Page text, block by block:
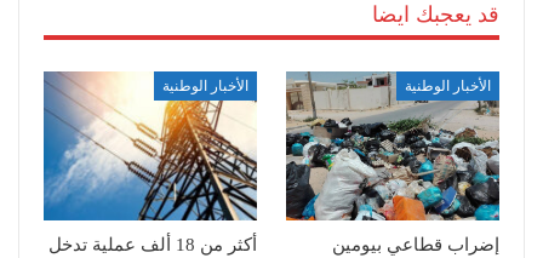
قد يعجبك ايضا
الأخبار الوطنية
إضراب قطاعي بيومين
الأخبار الوطنية
أكثر من 18 ألف عملية تدخل